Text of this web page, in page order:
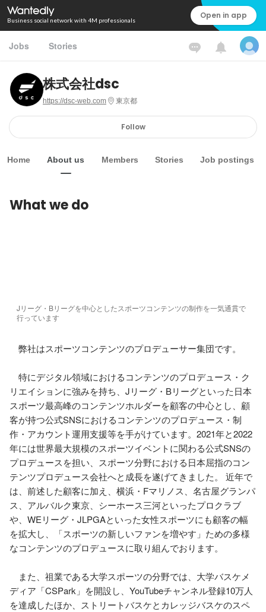
Business social network with 4M professionals Open in app
Jobs Stories
株式会社dsc
https://dsc-web.com 東京都
Follow
Home About us Members Stories Job postings
What we do
Jリーグ・Bリーグを中心としたスポーツコンテンツの制作を一気通貫で
行っています
弊社はスポーツコンテンツのプロデューサー集団です。
特にデジタル領域におけるコンテンツのプロデュース・ク
リエイションに強みを持ち、Jリーグ・Bリーグといった日本
スポーツ最高峰のコンテンツホルダーを顧客の中心とし、顧
客が持つ公式SNSにおけるコンテンツのプロデュース・制
作・アカウント運用支援等を手がけています。2021年と2022
年には世界最大規模のスポーツイベントに関わる公式SNSの
プロデュースを担い、スポーツ分野における日本屈指のコン
テンツプロデュース会社へと成長を遂げてきました。 近年で
は、前述した顧客に加え、横浜・Fマリノス、名古屋グランパ
ス、アルバルク東京、シーホース三河といったプロクラブ
や、WEリーグ・JLPGAといった女性スポーツにも顧客の幅
を拡大し、「スポーツの新しいファンを増やす」ための多様
なコンテンツのプロデュースに取り組んでおります。
また、祖業である大学スポーツの分野では、大学バスケメ
ディア「CSPark」を開設し、YouTubeチャンネル登録10万人
を達成したほか、ストリートバスケとカレッジバスケのスペ